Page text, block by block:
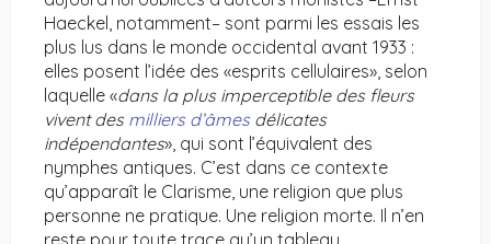
Haeckel, notamment– sont parmi les essais les
plus lus dans le monde occidental avant 1933 :
elles posent l’idée des «esprits cellulaires», selon
laquelle «dans la plus imperceptible des fleurs
vivent des milliers d’âmes délicates
indépendantes», qui sont l’équivalent des
nymphes antiques. C’est dans ce contexte
qu’apparaît le Clarisme, une religion que plus
personne ne pratique. Une religion morte. Il n’en